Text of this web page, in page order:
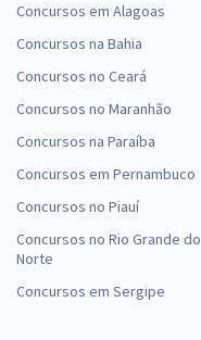
Concursos em Alagoas
Concursos na Bahia
Concursos no Ceará
Concursos no Maranhão
Concursos na Paraíba
Concursos em Pernambuco
Concursos no Piauí
Concursos no Rio Grande do
Norte
Concursos em Sergipe